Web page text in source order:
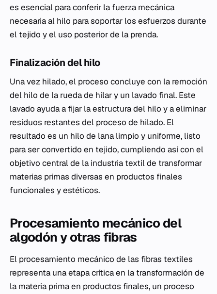
es esencial para conferir la fuerza mecánica
necesaria al hilo para soportar los esfuerzos durante
el tejido y el uso posterior de la prenda.
Finalización del hilo
Una vez hilado, el proceso concluye con la remoción
del hilo de la rueda de hilar y un lavado final. Este
lavado ayuda a fijar la estructura del hilo y a eliminar
residuos restantes del proceso de hilado. El
resultado es un hilo de lana limpio y uniforme, listo
para ser convertido en tejido, cumpliendo así con el
objetivo central de la industria textil de transformar
materias primas diversas en productos finales
funcionales y estéticos.
Procesamiento mecánico del
algodón y otras fibras
El procesamiento mecánico de las fibras textiles
representa una etapa crítica en la transformación de
la materia prima en productos finales, un proceso